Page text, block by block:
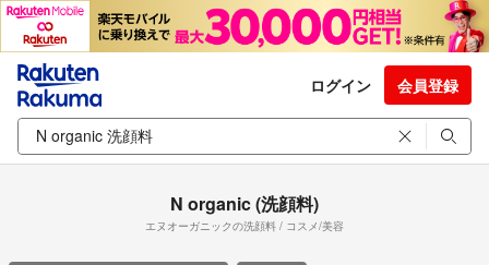
ログイン 会員登録
N organic (洗顔料)
エヌオーガニックの洗顔料 / コスメ/美容